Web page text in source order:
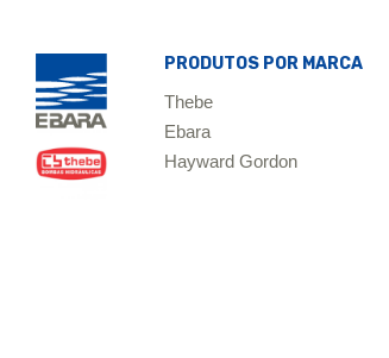
PRODUTOS POR MARCA
Thebe
Ebara
Hayward Gordon